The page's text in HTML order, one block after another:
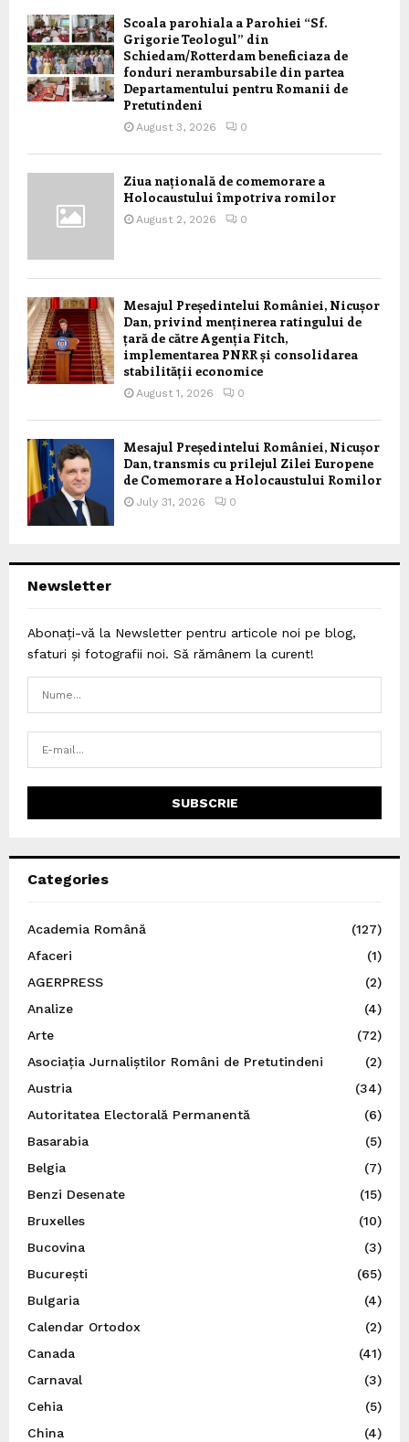
Scoala parohiala a Parohiei “Sf.
Grigorie Teologul” din
Schiedam/Rotterdam beneficiaza de
fonduri nerambursabile din partea
Departamentului pentru Romanii de
Pretutindeni
August 3, 2026 0
Ziua națională de comemorare a
Holocaustului împotriva romilor
August 2, 2026 0
Mesajul Președintelui României, Nicușor
Dan, privind menținerea ratingului de
țară de către Agenția Fitch,
implementarea PNRR și consolidarea
stabilității economice
August 1, 2026 0
Mesajul Președintelui României, Nicușor
Dan, transmis cu prilejul Zilei Europene
de Comemorare a Holocaustului Romilor
July 31, 2026 0
Newsletter
Abonați-vă la Newsletter pentru articole noi pe blog,
sfaturi și fotografii noi. Să rămânem la curent!
Categories
Academia Română
(127)
Afaceri
(1)
AGERPRESS
(2)
Analize
(4)
Arte
(72)
Asociația Jurnaliștilor Români de Pretutindeni
(2)
Austria
(34)
Autoritatea Electorală Permanentă
(6)
Basarabia
(5)
Belgia
(7)
Benzi Desenate
(15)
Bruxelles
(10)
Bucovina
(3)
București
(65)
Bulgaria
(4)
Calendar Ortodox
(2)
Canada
(41)
Carnaval
(3)
Cehia
(5)
China
(4)